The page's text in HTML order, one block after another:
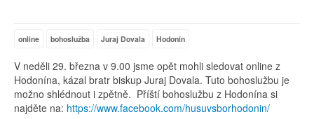
online bohoslužba Juraj Dovala Hodonín
V neděli 29. března v 9.00 jsme opět mohli sledovat online z
Hodonína, kázal bratr biskup Juraj Dovala. Tuto bohoslužbu je
možno shlédnout i zpětně. Příští bohoslužbu z Hodonína si
najděte na: https://www.facebook.com/husuvsborhodonin/